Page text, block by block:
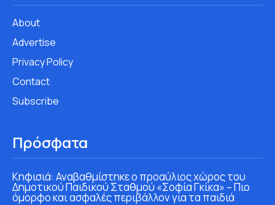
About
Advertise
Privacy Policy
Contact
Subscribe
Πρόσφατα
Κηφισιά: Αναβαθμίστηκε ο προαύλιος χώρος του
Δημοτικού Παιδικού Σταθμού «Σοφία Γκίκα» – Πιο
όμορφο και ασφαλές περιβάλλον για τα παιδιά